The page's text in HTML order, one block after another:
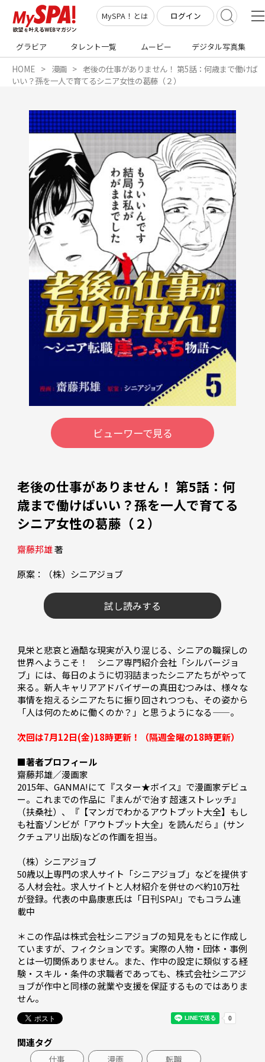
MySPA！とは ログイン
グラビア タレント一覧 ムービー デジタル写真集
HOME 漫画
老後の仕事がありません！ 第5話：何歳まで働けば
いい？孫を一人で育てるシニア女性の葛藤（２）
ビューワーで見る
老後の仕事がありません！ 第5話：何
歳まで働けばいい？孫を一人で育てる
シニア女性の葛藤（２）
齋藤邦雄 著
原案：（株）シニアジョブ
試し読みする
見栄と悲哀と過酷な現実が入り混じる、シニアの職探しの
世界へようこそ！　シニア専門紹介会社「シルバージョ
ブ」には、毎日のように切羽詰まったシニアたちがやって
来る。新人キャリアアドバイザーの真田むつみは、様々な
事情を抱えるシニアたちに振り回されつつも、その姿から
「人は何のために働くのか？」と思うようになる——。
次回は7月12日(金)18時更新！（隔週金曜の18時更新）
■著者プロフィール
齋藤邦雄／漫画家
2015年、GANMA!にて『スター★ボイス』で漫画家デビュ
ー。これまでの作品に『まんがで治す 超速ストレッチ』
（扶桑社）、『【マンガでわかるアウトプット大全】もし
も社畜ゾンビが「アウトプット大全」を読んだら 』(サン
クチュアリ出版)などの作画を担当。
（株）シニアジョブ
50歳以上専門の求人サイト「シニアジョブ」などを提供す
る人材会社。求人サイトと人材紹介を併せのべ約10万社
が登録。代表の中島康恵氏は「日刊SPA!」でもコラム連
載中
＊この作品は株式会社シニアジョブの知見をもとに作成し
ていますが、フィクションです。実際の人物・団体・事例
とは一切関係ありません。また、作中の設定に類似する経
験・スキル・条件の求職者であっても、株式会社シニアジ
ョブが作中と同様の就業や支援を保証するものではありま
せん。
関連タグ
仕事 漫画 転職